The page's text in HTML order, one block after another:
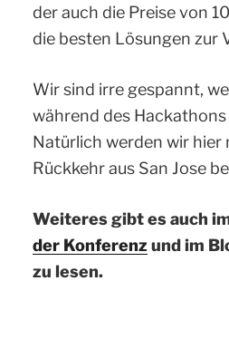
der auch die Preise von
die besten Lösungen zur
Wir sind irre gespannt,
während des
Natürlich werden wir hier
Rückkehr aus San Jose
Weiteres gibt es auch
der Konferenz und im
zu lesen.